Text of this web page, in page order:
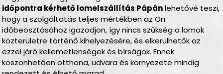
időpontra kérhető lomelszállítás Pápánlehetővé teszi,
hogy a szolgáltatás teljes mértékben az Ön
időbeosztásához igazodjon, így nincs szükség a lomok
közterületre történő kihelyezésére, és elkerülhetők az
ezzel járó kellemetlenségek és bírságok. Ennek
köszönhetően otthona, udvara és környezete mindig